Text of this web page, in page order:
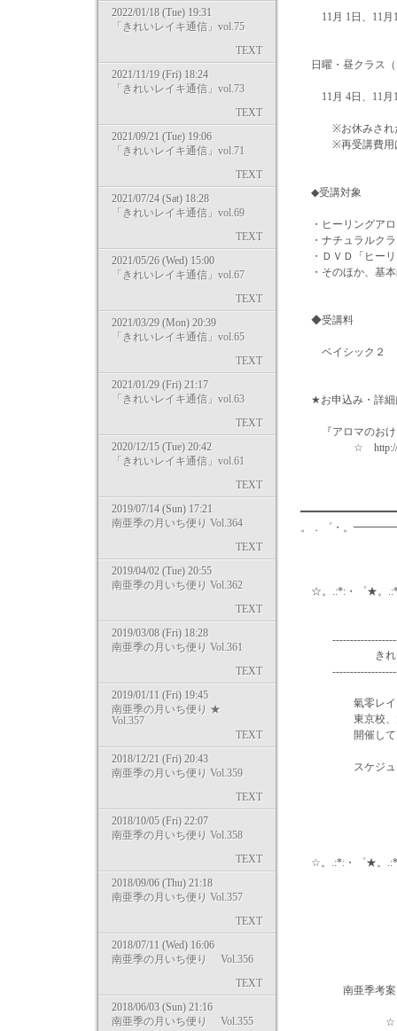
2022/01/18 (Tue) 19:31
「きれいレイキ通信」vol.75
TEXT
2021/11/19 (Fri) 18:24
「きれいレイキ通信」vol.73
TEXT
2021/09/21 (Tue) 19:06
「きれいレイキ通信」vol.71
TEXT
2021/07/24 (Sat) 18:28
「きれいレイキ通信」vol.69
TEXT
2021/05/26 (Wed) 15:00
「きれいレイキ通信」vol.67
TEXT
2021/03/29 (Mon) 20:39
「きれいレイキ通信」vol.65
TEXT
2021/01/29 (Fri) 21:17
「きれいレイキ通信」vol.63
TEXT
2020/12/15 (Tue) 20:42
「きれいレイキ通信」vol.61
TEXT
2019/07/14 (Sun) 17:21
南亜季の月いち便り Vol.364
TEXT
2019/04/02 (Tue) 20:55
南亜季の月いち便り Vol.362
TEXT
2019/03/08 (Fri) 18:28
南亜季の月いち便り Vol.361
TEXT
2019/01/11 (Fri) 19:45
南亜季の月いち便り ★
Vol.357
TEXT
2018/12/21 (Fri) 20:43
南亜季の月いち便り Vol.359
TEXT
2018/10/05 (Fri) 22:07
南亜季の月いち便り Vol.358
TEXT
2018/09/06 (Thu) 21:18
南亜季の月いち便り Vol.357
TEXT
2018/07/11 (Wed) 16:06
南亜季の月いち便り Vol.356
TEXT
2018/06/03 (Sun) 21:16
南亜季の月いち便り Vol.355
11月 1日、11月
日曜・昼クラス
11月 4日、11月
※お休みされた
※再受講費用は
◆受講対象
・ヒーリングアロ
・ナチュラルクラ
・ＤＶＤ「ヒーリ
・そのほか、基本
◆受講料
ベイシック２
★お申込み・詳細
『アロマのおけ
☆ http://m-
。．゜・。
☆。.:*:・゜★。
きれいレイキ
氣零レイキヒ
東京校、大阪校
開催してい
スケジュール
☆。.:*:・゜★。
南亜季考案・
☆ 浄化